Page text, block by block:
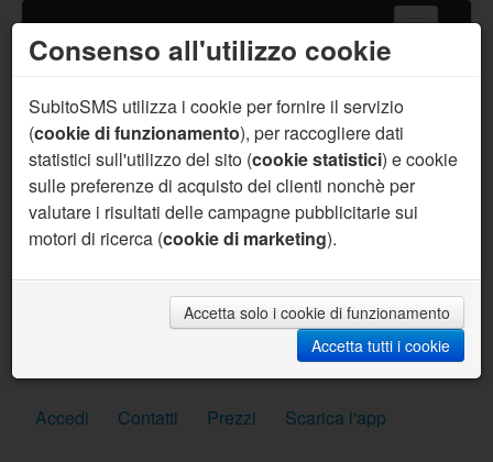
Home
Servizi SMS
Gateway SMS
Acquista SMS
Aiuto
Sei un programmatore ?
personalizzate, SMS per sviluppo gratuiti e molto
Accedi Contatti Prezzi Scarica l'app
Consenso all'utilizzo cookie
SubitoSMS utilizza i cookie per fornire il servizio
(cookie di funzionamento), per raccogliere dati
statistici sull'utilizzo del sito (cookie statistici) e cookie
sulle preferenze di acquisto dei clienti nonchè per
valutare i risultati delle campagne pubblicitarie sui
motori di ricerca (cookie di marketing).
Accetta solo i cookie di funzionamento
Accetta tutti i cookie